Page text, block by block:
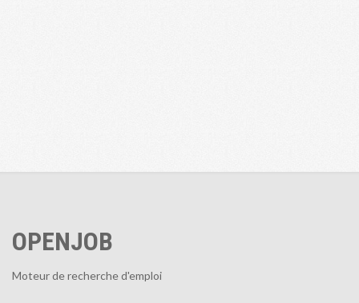
OPENJOB
Moteur de recherche d'emploi